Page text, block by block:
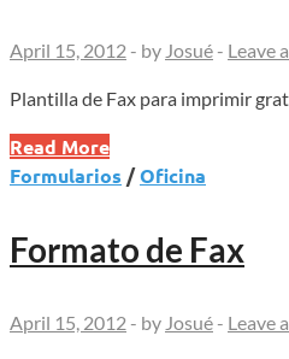
April 15, 2012 - by Josué - Leave
Plantilla de Fax para imprimir
Plantilla
de
Read More
Formularios /Oficina
Formato de Fax
April 15, 2012 - by Josué - Leave